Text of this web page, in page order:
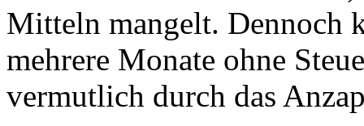
Mitteln mangelt. Dennoch
mehrere Monate ohne
vermutlich durch das